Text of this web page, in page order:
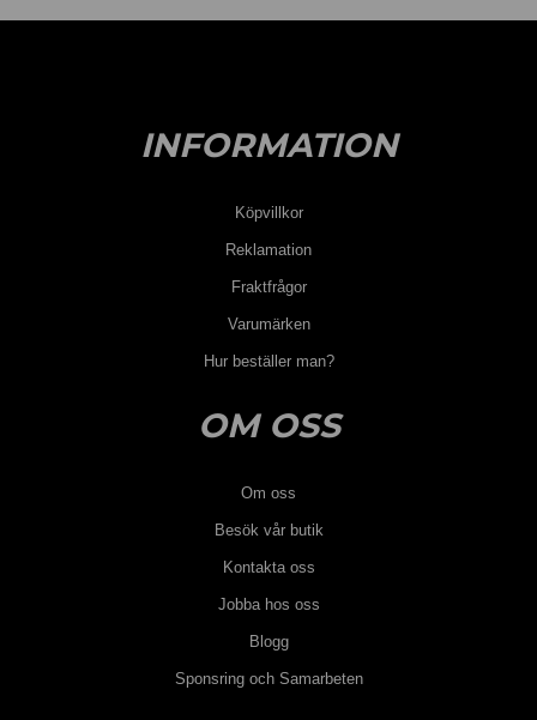
INFORMATION
Köpvillkor
Reklamation
Fraktfrågor
Varumärken
Hur beställer man?
OM OSS
Om oss
Besök vår butik
Kontakta oss
Jobba hos oss
Blogg
Sponsring och Samarbeten